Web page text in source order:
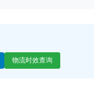
物流时效查询